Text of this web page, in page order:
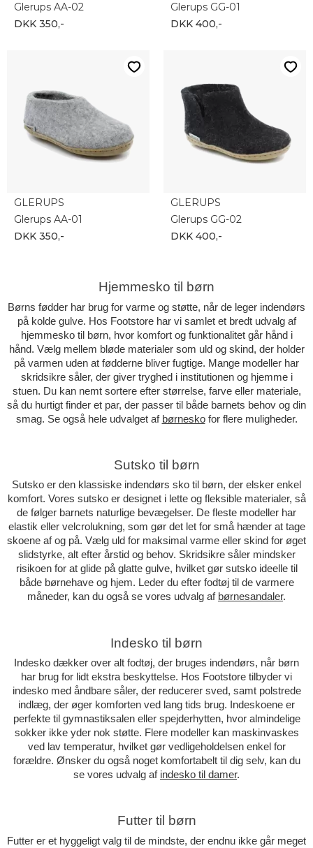
Glerups AA-02
DKK 350,-
Glerups GG-01
DKK 400,-
GLERUPS
Glerups AA-01
DKK 350,-
GLERUPS
Glerups GG-02
DKK 400,-
Hjemmesko til børn
Børns fødder har brug for varme og støtte, når de leger indendørs
på kolde gulve. Hos Footstore har vi samlet et bredt udvalg af
hjemmesko til børn, hvor komfort og funktionalitet går hånd i
hånd. Vælg mellem bløde materialer som uld og skind, der holder
på varmen uden at fødderne bliver fugtige. Mange modeller har
skridsikre såler, der giver tryghed i institutionen og hjemme i
stuen. Du kan nemt sortere efter størrelse, farve eller materiale,
så du hurtigt finder et par, der passer til både barnets behov og din
smag. Se også hele udvalget af børneskofor flere muligheder.
Sutsko til børn
Sutsko er den klassiske indendørs sko til børn, der elsker enkel
komfort. Vores sutsko er designet i lette og fleksible materialer, så
de følger barnets naturlige bevægelser. De fleste modeller har
elastik eller velcrolukning, som gør det let for små hænder at tage
skoene af og på. Vælg uld for maksimal varme eller skind for øget
slidstyrke, alt efter årstid og behov. Skridsikre såler mindsker
risikoen for at glide på glatte gulve, hvilket gør sutsko ideelle til
både børnehave og hjem. Leder du efter fodtøj til de varmere
måneder, kan du også se vores udvalg af børnesandaler.
Indesko til børn
Indesko dækker over alt fodtøj, der bruges indendørs, når børn
har brug for lidt ekstra beskyttelse. Hos Footstore tilbyder vi
indesko med åndbare såler, der reducerer sved, samt polstrede
indlæg, der øger komforten ved lang tids brug. Indeskoene er
perfekte til gymnastiksalen eller spejderhytten, hvor almindelige
sokker ikke yder nok støtte. Flere modeller kan maskinvaskes
ved lav temperatur, hvilket gør vedligeholdelsen enkel for
forældre. Ønsker du også noget komfortabelt til dig selv, kan du
se vores udvalg af indesko til damer.
Futter til børn
Futter er et hyggeligt valg til de mindste, der endnu ikke går meget